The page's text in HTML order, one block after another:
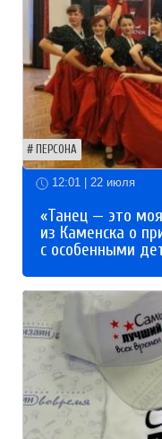
ПЕРСОНА
12:01 | 22 июля
«Танец — это
из Каменска о
с особенными